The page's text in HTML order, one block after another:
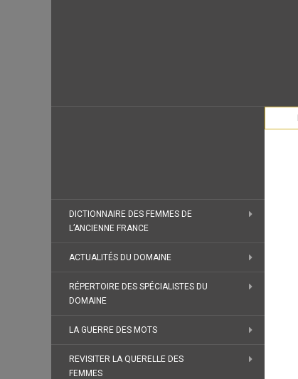
DICTIONNAIRE DES FEMMES DE
L’ANCIENNE FRANCE
ACTUALITÉS DU DOMAINE
RÉPERTOIRE DES SPÉCIALISTES DU
DOMAINE
LA GUERRE DES MOTS
REVISITER LA QUERELLE DES
FEMMES